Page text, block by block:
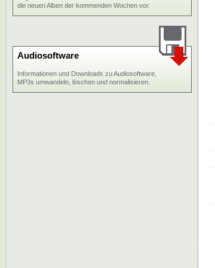
die neuen Alben der kommenden Wochen vor.
Audiosoftware
Informationen und Downloads zu Audiosoftware,
MP3s umwandeln, löschen und normalisieren.